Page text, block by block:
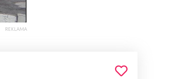
REKLAMA